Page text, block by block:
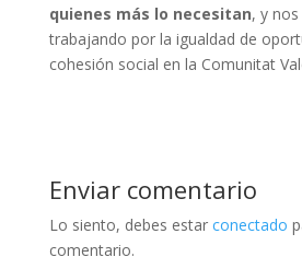
quienes más lo necesitan, y
trabajando por la igualdad de
cohesión social en la Comunitat
Enviar comentario
Lo siento, debes estar conectado
comentario.